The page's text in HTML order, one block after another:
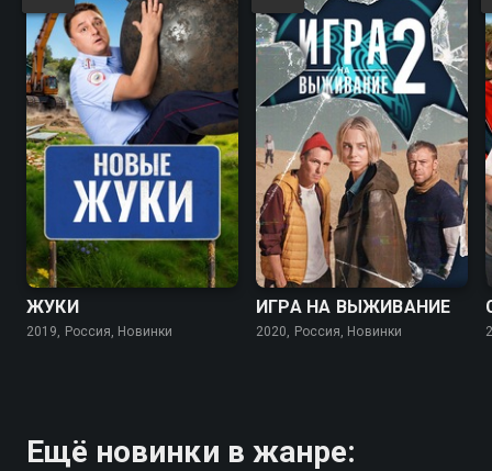
7.8 7.2
ЖУКИ
2019, Россия, Новинки
7.5 7.0
ИГРА НА ВЫЖИВАНИЕ
2020, Россия, Новинки
Ещё новинки в жанре: